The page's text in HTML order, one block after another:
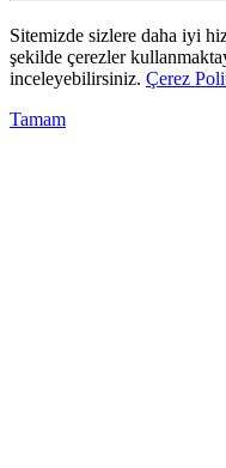
Sitemizde sizlere daha iyi
şekilde çerezler
inceleyebilirsiniz. Çerez
Tamam